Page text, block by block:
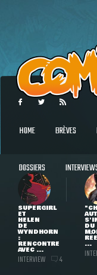
HOME BRÈVES
DOSSIERS
SUPERGIRL
ET
HELEN
DE
WYNDHORN
:
RENCONTRE
AVEC ...
INTERVIEW 4
DU
...